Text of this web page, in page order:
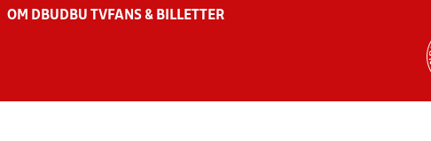
OM DBU DBU TV FANS & BILLETTER